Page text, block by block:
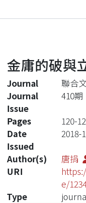
Statistics
金庸的破與
Journal
聯合
Journal
Issue
410期
Pages
120-
Date
Issued
2018-
Author(s)
唐捐
URI
e/
Type